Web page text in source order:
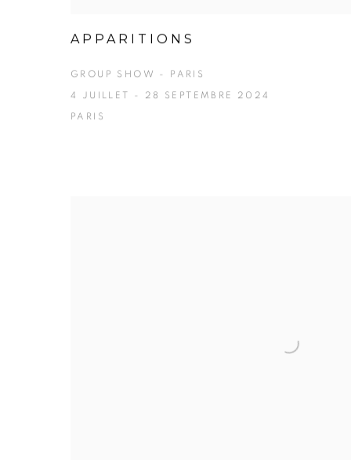
APPARITIONS
GROUP SHOW - PARIS
4 JUILLET - 28 SEPTEMBRE 2024
PARIS